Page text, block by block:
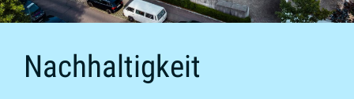
Nachhaltigkeit